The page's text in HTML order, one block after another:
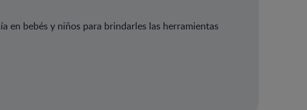
en bebés y niños para brindarles las herramientas